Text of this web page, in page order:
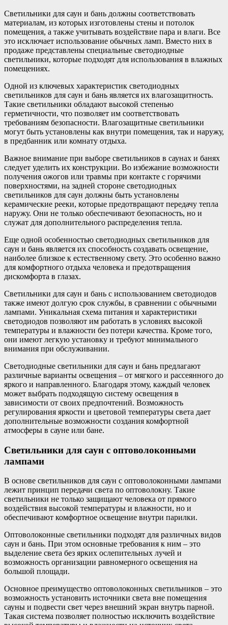
Светильники для саун и бань должны соответствовать
материалам, из которых изготовлены стены и потолок
помещения, а также учитывать воздействие пара и влаги. Все
это исключает использование обычных ламп. Вместо них в
продаже представлены специальные светодиодные
светильники, которые подходят для использования в влажных
помещениях.
Одной из ключевых характеристик светодиодных
светильников для саун и бань является их влагозащитность.
Такие светильники обладают высокой степенью
герметичности, что позволяет им соответствовать
требованиям безопасности. Влагозащитные светильники
могут быть установлены как внутри помещения, так и наружу,
в предбанник или комнату отдыха.
Важное внимание при выборе светильников в саунах и банях
следует уделить их конструкции. Во избежание возможности
получения ожогов или травмы при контакте с горячими
поверхностями, на задней стороне светодиодных
светильников для саун должны быть установлены
керамические рееки, которые предотвращают передачу тепла
наружу. Они не только обеспечивают безопасность, но и
служат для дополнительного распределения тепла.
Еще одной особенностью светодиодных светильников для
саун и бань является их способность создавать освещение,
наиболее близкое к естественному свету. Это особенно важно
для комфортного отдыха человека и предотвращения
дискомфорта в глазах.
Светильники для саун и бань с использованием светодиодов
также имеют долгую срок службы, в сравнении с обычными
лампами. Уникальная схема питания и характеристики
светодиодов позволяют им работать в условиях высокой
температуры и влажности без потери качества. Кроме того,
они имеют легкую установку и требуют минимального
внимания при обслуживании.
Светодиодные светильники для саун и бань предлагают
различные варианты освещения – от мягкого и рассеянного до
яркого и направленного. Благодаря этому, каждый человек
может выбрать подходящую систему освещения в
зависимости от своих предпочтений. Возможность
регулирования яркости и цветовой температуры света дает
дополнительные возможности создания комфортной
атмосферы в сауне или бане.
Светильники для саун с оптоволоконными
лампами
В основе светильников для саун с оптоволоконными лампами
лежит принцип передачи света по оптоволокну. Такие
светильники не только защищают человека от прямого
воздействия высокой температуры и влажности, но и
обеспечивают комфортное освещение внутри парилки.
Оптоволоконные светильники подходят для различных видов
саун и бань. При этом основные требования к ним – это
выделение света без ярких ослепительных лучей и
возможность организации равномерного освещения на
большой площади.
Основное преимущество оптоволоконных светильников – это
возможность установить источники света вне помещения
сауны и подвести свет через внешний экран внутрь парной.
Такая система позволяет полностью исключить воздействие